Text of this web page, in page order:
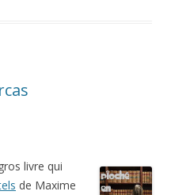
livre qui
de Maxime